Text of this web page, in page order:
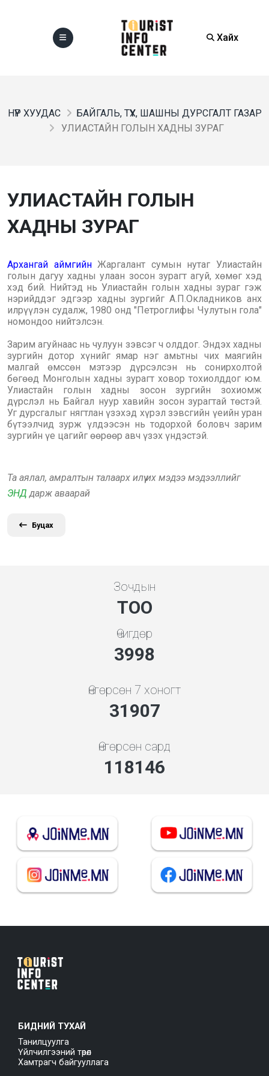
Хайх
НҮҮР ХУУДАС
БАЙГАЛЬ, ТҮҮХ, ШАШНЫ ДУРСГАЛТ ГАЗАР
УЛИАСТАЙН ГОЛЫН ХАДНЫ ЗУРАГ
УЛИАСТАЙН ГОЛЫН
ХАДНЫ ЗУРАГ
Архангай аймгийнЖаргалант сумын нутаг Улиастайн
голын дагуу хадны улаан зосон зурагт агуй, хөмөг хэд
хэд бий. Нийтэд нь Улиастайн голын хадны зураг гэж
нэрийддэг эдгээр хадны зургийг А.П.Окладников анх
илрүүлэн судалж, 1980 онд "Петроглифы Чулутын гола"
номондоо нийтэлсэн.
Зарим агуйнаас нь чулуун зэвсэг ч олддог. Эндэх хадны
зургийн дотор хүнийг ямар нэг амьтны чих маягийн
малгай өмссөн мэтээр дүрсэлсэн нь сонирхолтой
бөгөөд Монголын хадны зурагт ховор тохиолддог юм.
Улиастайн голын хадны зосон зургийн зохиомж
дүрслэл нь Байгал нуур хавийн зосон зурагтай төстэй.
Уг дурсгалыг нягтлан үзэхэд хүрэл зэвсгийн үеийн уран
бүтээлчид зурж үлдээсэн нь тодорхой боловч зарим
зургийн үе цагийг өөрөөр авч үзэх үндэстэй.
Та аялал, амралтын талаарх илүү их мэдээ мэдээллийг
ЭНД дарж аваарай
Буцах
Зочдын
ТОО
Өчигдөр
3998
Өнгөрсөн 7 хоногт
34362
Өнгөрсөн сард
127234
БИДНИЙ ТУХАЙ
Танилцуулга
Үйлчилгээний төрөл
Хамтрагч байгууллага